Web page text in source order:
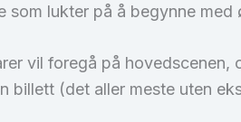
som lukter på å begynne
vil foregå på hovedscenen,
billett (det aller meste uten